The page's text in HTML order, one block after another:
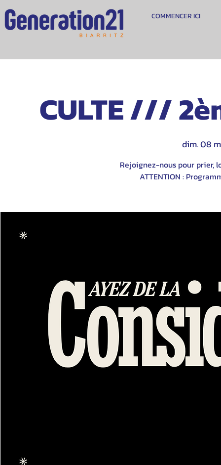
COMMENCER ICI
CULTE ///
dim. 08
Rejoignez-nous pour prier,
ATTENTION :